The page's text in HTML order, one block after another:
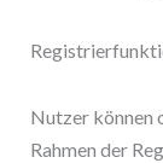
Nutzer können
Rahmen der